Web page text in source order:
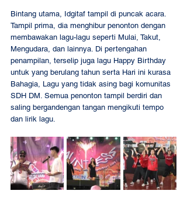
Bintang utama, Idgitaf tampil di puncak acara.
Tampil prima, dia menghibur penonton dengan
membawakan lagu-lagu seperti Mulai, Takut,
Mengudara, dan lainnya. Di pertengahan
penampilan, terselip juga lagu Happy Birthday
untuk yang berulang tahun serta Hari ini kurasa
Bahagia, Lagu yang tidak asing bagi komunitas
SDH DM. Semua penonton tampil berdiri dan
saling bergandengan tangan mengikuti tempo
dan lirik lagu.